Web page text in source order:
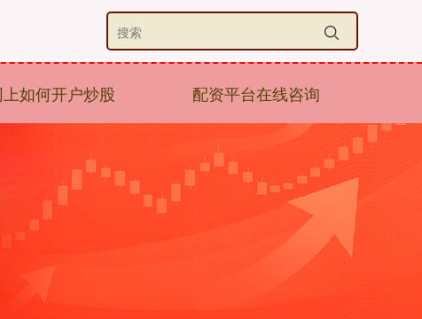
上如何开户炒股 配资平台在线咨询